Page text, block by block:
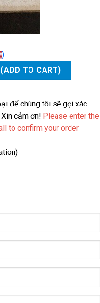
)
GI92028817 số lượng
TO CART)
để chúng tôi sẽ gọi xác
cảm ơn! Please enter the
to confirm your order